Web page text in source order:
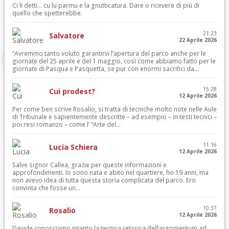
Ci li detti… cu lu parmu e la gnutticatura. Dare o ricevere di più di
quello che spetterebbe.
Salvatore
21:23
22 Aprile 2026
“Avremmo tanto voluto garantirvi l’apertura del parco anche per le
giornate del 25 aprile e del 1 maggio, così come abbiamo fatto per le
giornate di Pasqua e Pasquetta, se pur con enormi sacrifici da...
Cui prodest?
15:28
12 Aprile 2026
Per come ben scrive Rosalio, si tratta di tecniche molto note nelle Aule
di Tribunale e sapientemente descritte – ad esempio – in testi tecnici –
poi resi romanzo – come l’ “Arte del...
Lucia Schiera
11:16
12 Aprile 2026
Salve signor Callea, grazie per queste informazioni e
approfondimenti. Io sono nata e abito nel quartiere, ho 19 anni, ma
non avevo idea di tutta questa storia complicata del parco. Ero
convinta che fosse un...
Rosalio
10:37
12 Aprile 2026